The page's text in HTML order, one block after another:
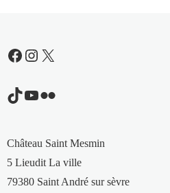
Facebook
Instagram
X
TikTok
YouTube
Flickr
Château Saint Mesmin
5 Lieudit La ville
79380 Saint André sur sèvre